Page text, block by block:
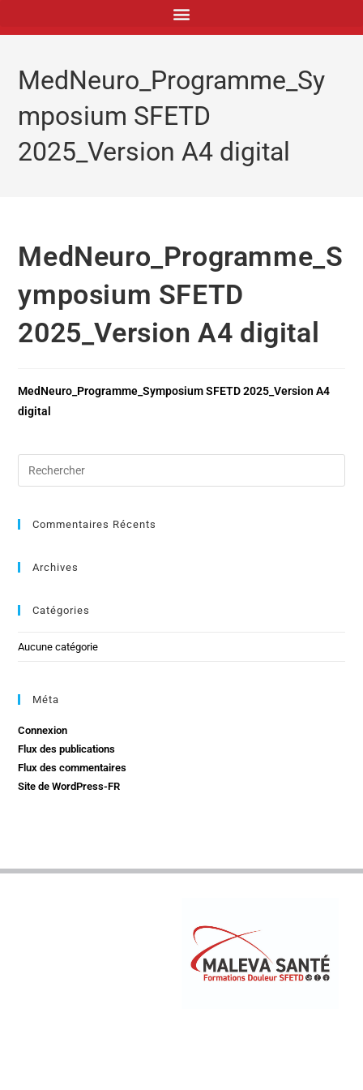
MedNeuro_Programme_Sy
mposium SFETD
2025_Version A4 digital
MedNeuro_Programme_S
ymposium SFETD
2025_Version A4 digital
MedNeuro_Programme_Symposium SFETD 2025_Version A4
digital
Commentaires Récents
Archives
Catégories
Aucune catégorie
Méta
Connexion
Flux des publications
Flux des commentaires
Site de WordPress-FR